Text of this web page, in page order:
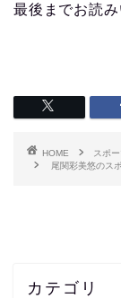
最後までお読
HOME
スポ
尾関彩美悠のス
カテゴリ